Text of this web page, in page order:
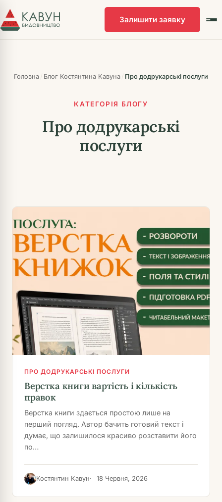
до
головного
контенту
Залишити заявку
Головна / Блог Костянтина Кавуна / Про додрукарські послуги
КАТЕГОРІЯ БЛОГУ
Про додрукарські
послуги
ПРО ДОДРУКАРСЬКІ ПОСЛУГИ
Верстка книги вартість і кількість
правок
Верстка книги здається простою лише на
перший погляд. Автор бачить готовий текст і
думає, що залишилося красиво розставити його
по…
Костянтин Кавун 18 Червня, 2026